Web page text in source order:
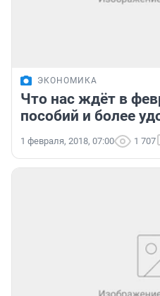
ЭКОНОМИКА
Что нас ждёт в
пособий и более
1 февраля, 2018, 07:00 1 707